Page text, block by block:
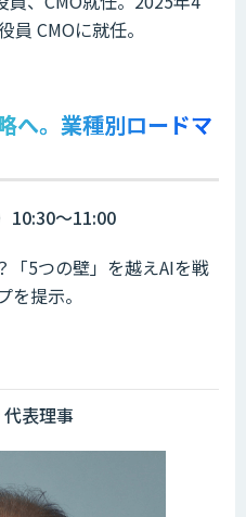
員 CMOに就任。
へ。業種別ロードマ
10:30～11:00
「5つの壁」を越えAIを戦
提示。
表理事